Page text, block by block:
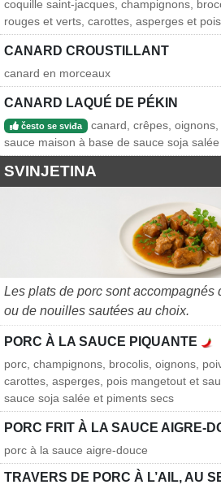
coquille saint-jacques, champignons,
rouges et verts, carottes, asperges et
CANARD CROUSTILLANT
canard en morceaux
CANARD LAQUÉ DE PÉKIN
često se sviđa
canard, crêpes,
sauce maison à base de sauce soja salée
SVINJETINA
Les plats de porc sont accompagnés
ou de nouilles sautées au choix.
PORC À LA SAUCE PIQUANTE
porc, champignons, brocolis, oignons,
carottes, asperges, pois mangetout et
sauce soja salée et piments secs
PORC FRIT À LA SAUCE AIGRE-
porc à la sauce aigre-douce
TRAVERS DE PORC À L’AIL, AU